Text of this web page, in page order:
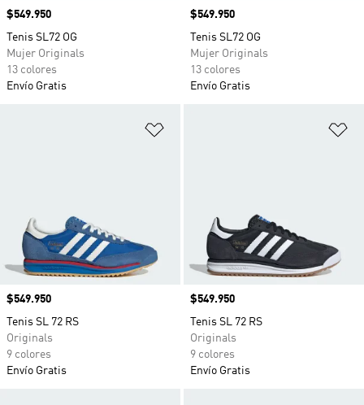
Precio
$549.950
Tenis SL72 OG
Mujer Originals
13 colores
Envío Gratis
Precio
$549.950
Tenis SL72 OG
Mujer Originals
13 colores
Envío Gratis
Precio
$549.950
Tenis SL 72 RS
Originals
9 colores
Envío Gratis
Precio
$549.950
Tenis SL 72 RS
Originals
9 colores
Envío Gratis